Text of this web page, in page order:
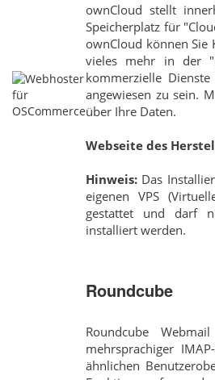
ownCloud stellt
Speicherplatz für
ownCloud können Sie
vieles mehr in der
kommerzielle
angewiesen zu sein.
über Ihre Daten.
Webseite des
Hinweis: Das
eigenen VPS
gestattet und darf
installiert werden.
Roundcube
Roundcube
mehrsprachiger
ähnlichen